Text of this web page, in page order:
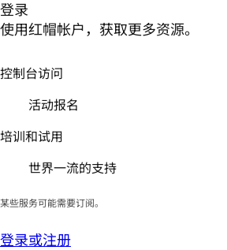
登录
使用红帽帐户，获取更多资源。
控制台访问
活动报名
培训和试用
世界一流的支持
某些服务可能需要订阅。
登录或注册